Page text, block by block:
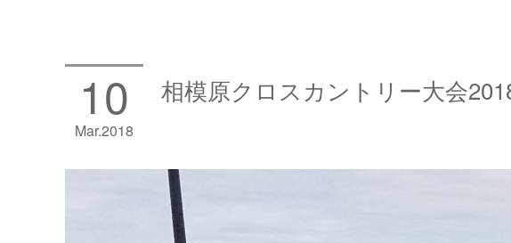
10
Mar2018
相模原クロスカントリー大会